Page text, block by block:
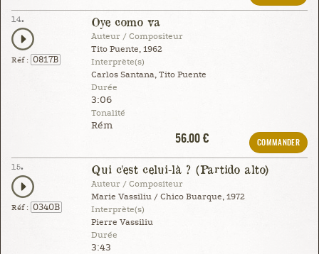
14.
Réf : 0817B
Oye como va
Auteur / Compositeur
Tito Puente, 1962
Interprète(s)
Carlos Santana, Tito Puente
Durée
3:06
Tonalité
Rém
56.00 €
COMMANDER
15.
Réf : 0340B
Qui c'est celui-là ? (Partido alto)
Auteur / Compositeur
Marie Vassiliu / Chico Buarque, 1972
Interprète(s)
Pierre Vassiliu
Durée
3:43